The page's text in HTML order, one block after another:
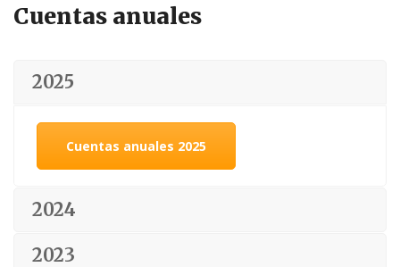
Cuentas anuales
2025
Cuentas anuales 2025
2024
2023